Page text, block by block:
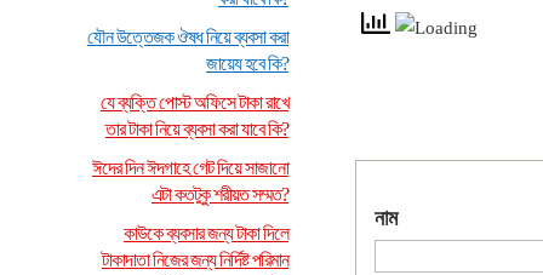
যৌন উত্তেজক ঔষধ নিয়ে ব্যবসা করা
জায়েয হবে কি?
যে ব্যক্তি পোস্ট অফিসে টাকা রাখে
তার টাকা নিয়ে ব্যবসা করা যাবে কি?
ঈদের দিন ঈদগাহে গেট দিয়ে সাজানো
এটা কতটুকু শরীয়ত সম্মত?
কাউকে ব্যবসার জন্য টাকা দিলে
টাকাদাতা নিজের জন্য নির্দিষ্ট পরিমান
নাম